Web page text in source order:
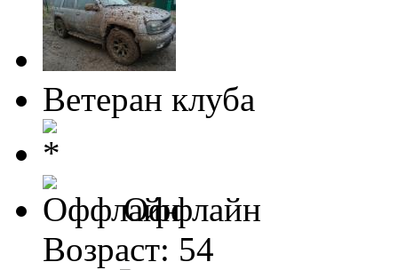
Ветеран клуба
Оффлайн
Возраст: 54